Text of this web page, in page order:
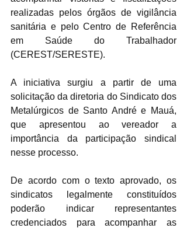
realizadas pelos órgãos de vigilância
sanitária e pelo Centro de Referência
em Saúde do Trabalhador
(CEREST/SERESTE).
A iniciativa surgiu a partir de uma
solicitação da diretoria do Sindicato dos
Metalúrgicos de Santo André e Mauá,
que apresentou ao vereador a
importância da participação sindical
nesse processo.
De acordo com o texto aprovado, os
sindicatos legalmente constituídos
poderão indicar representantes
credenciados para acompanhar as